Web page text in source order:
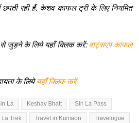
छपती रही हैं. केशव काफल ट्री के लिए नियमित
जुड़ने के लिये यहाँ क्लिक करें:वाट्सएप काफल
के लियेयहाँ क्लिक करें
La Keshav Bhatt Sin La Pass
La Trek Travel in Kumaon Travelogue